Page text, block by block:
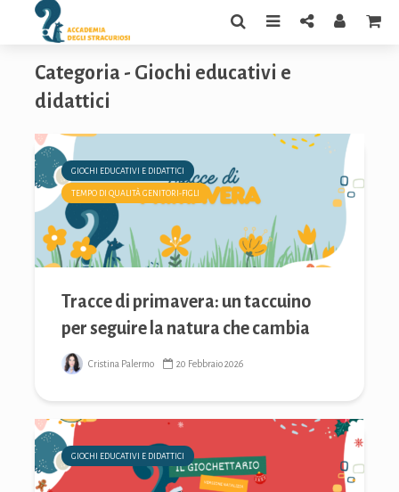
Categoria - Giochi educativi e
didattici
GIOCHI EDUCATIVI E DIDATTICI
TEMPO DI QUALITÀ GENITORI-FIGLI
Tracce di primavera: un taccuino
per seguire la natura che cambia
Cristina Palermo 20 Febbraio 2026
GIOCHI EDUCATIVI E DIDATTICI